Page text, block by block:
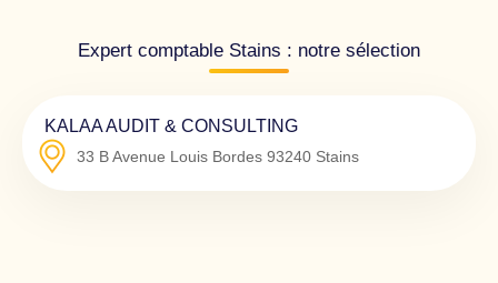
Expert comptable Stains : notre sélection
KALAA AUDIT & CONSULTING
33 B Avenue Louis Bordes 93240 Stains